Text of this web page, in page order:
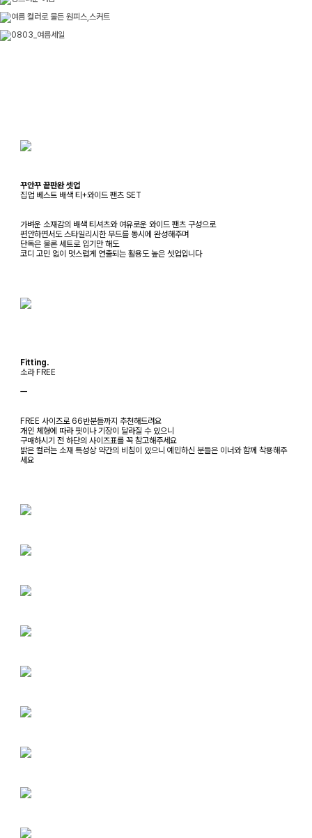
꾸안꾸 끝판완 셋업
집업 베스트 배색 티+와이드 팬츠 SET
가벼운 소재감의 배색 티셔츠와 여유로운 와이드 팬츠 구성으로
편안하면서도 스타일리시한 무드를 동시에 완성해주며
단독은 물론 세트로 입기만 해도
코디 고민 없이 멋스럽게 연출되는 활용도 높은 셋업입니다
Fitting.
소라 FREE
ㅡ
FREE 사이즈로 66반분들까지 추천해드려요
개인 체형에 따라 핏이나 기장이 달라질 수 있으니
구매하시기 전 하단의 사이즈표를 꼭 참고해주세요
밝은 컬러는 소재 특성상 약간의 비침이 있으니 예민하신 분들은 이너와 함께 착용해주
세요